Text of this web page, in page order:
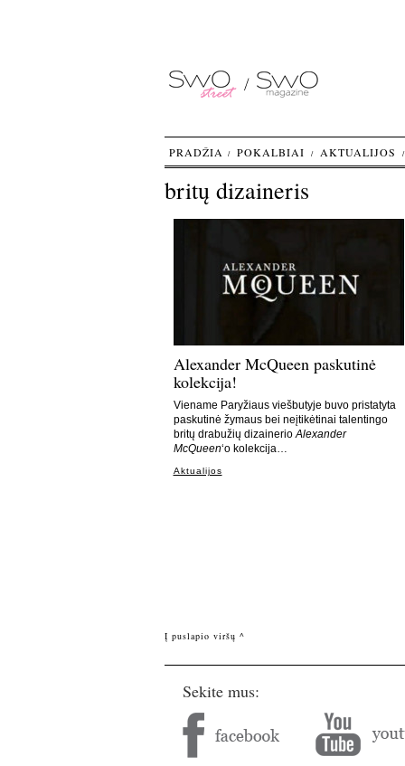
britų dizaineris
Alexander McQueen paskutinė
kolekcija!
Viename Paryžiaus viešbutyje buvo pristatyta
paskutinė žymaus bei neįtikėtinai talentingo
britų drabužių dizainerioAlexander
McQueen‘o kolekcija…
Aktualijos
PRADŽIA POKALBIAI AKTUALIJOS
Į puslapio viršų ^
Sekite mus: